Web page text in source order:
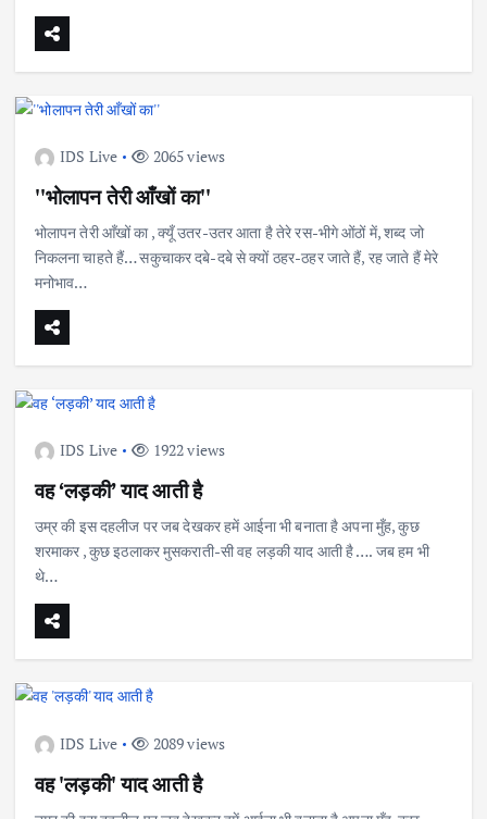
IDS Live 2065 views
''भोलापन तेरी आँखों का''
भोलापन तेरी आँखों का , क्यूँ उतर-उतर आता है तेरे रस-भीगे ओंठों में, शब्द जो
निकलना चाहते हैं… सकुचाकर दबे-दबे से क्यों ठहर-ठहर जाते हैं, रह जाते हैं मेरे
मनोभाव…
IDS Live 1922 views
वह ‘लड़की’ याद आती है
उम्र की इस दहलीज पर जब देखकर हमें आईना भी बनाता है अपना मुँह, कुछ
शरमाकर , कुछ इठलाकर मुसकराती-सी वह लड़की याद आती है …. जब हम भी
थे…
IDS Live 2089 views
वह 'लड़की' याद आती है